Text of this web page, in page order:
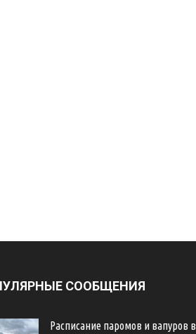
СООБЩЕНИЯ
Расписание паромов и вапуров в